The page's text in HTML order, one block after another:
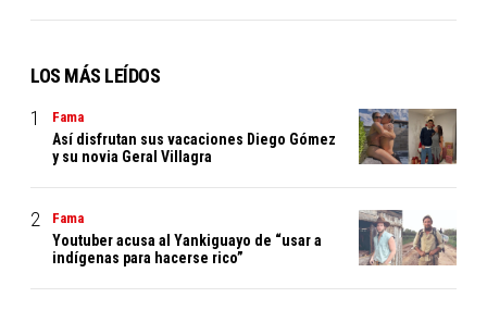
LOS MÁS LEÍDOS
Fama
Así disfrutan sus vacaciones Diego Gómez
y su novia Geral Villagra
Fama
Youtuber acusa al Yankiguayo de “usar a
indígenas para hacerse rico”